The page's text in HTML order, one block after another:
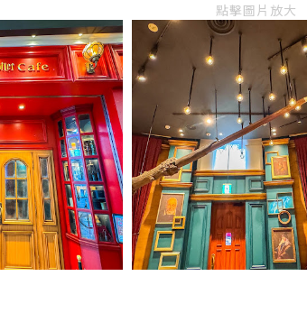
點擊圖片放大